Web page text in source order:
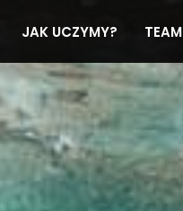
JAK UCZYMY? TEAM